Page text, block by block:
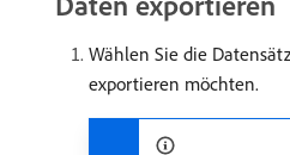
Wählen Sie die
exportieren möchten.